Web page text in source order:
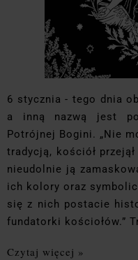
6 stycznia - tego dnia
a inną nazwą jest
Potrójnej Bogini. „Nie
tradycją, kościół
nieudolnie ją
ich kolory oraz
się z nich postacie
fundatorki kościołów.”
Czytaj więcej »